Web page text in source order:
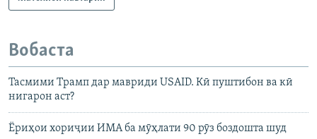
Вобаста
Тасмими Трамп дар мавриди USAID. Кӣ пуштибон ва кӣ
нигарон аст?
Ёриҳои хориҷии ИМА ба мӯҳлати 90 рӯз боздошта шуд